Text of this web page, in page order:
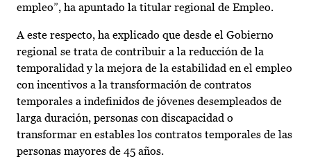
empleo”, ha apuntado la titular regional de Empleo.
A este respecto, ha explicado que desde el Gobierno
regional se trata de contribuir a la reducción de la
temporalidad y la mejora de la estabilidad en el empleo
con incentivos a la transformación de contratos
temporales a indefinidos de jóvenes desempleados de
larga duración, personas con discapacidad o
transformar en estables los contratos temporales de las
personas mayores de 45 años.